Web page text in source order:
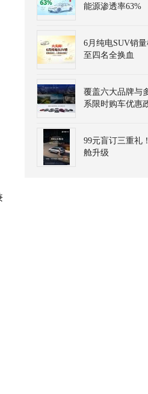
能源渗透率63%
6月纯电SUV销
至四名全换血
覆盖六大品牌与
系限时购车优惠
99元盲订三重礼
舱升级